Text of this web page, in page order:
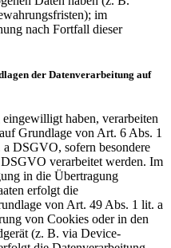
im
nach Fortfall dieser
der Datenverarbeitung auf
haben, verarbeiten
Grundlage von Art. 6 Abs. 1
DSGVO, sofern besondere
verarbeitet werden. Im
in die Übertragung
erfolgt die
von Art. 49 Abs. 1 lit. a
von Cookies oder in den
(z. B. via Device-